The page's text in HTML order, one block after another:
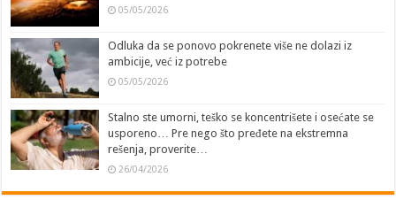
05/05/2026
Odluka da se ponovo pokrenete više ne dolazi iz
ambicije, već iz potrebe
05/05/2026
Stalno ste umorni, teško se koncentrišete i osećate se
usporeno… Pre nego što pređete na ekstremna
rešenja, proverite…
26/04/2026